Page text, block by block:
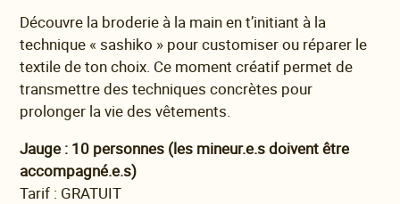
Découvre la broderie à la main en t’initiant à la
technique « sashiko » pour customiser ou réparer le
textile de ton choix. Ce moment créatif permet de
transmettre des techniques concrètes pour
prolonger la vie des vêtements.
Jauge : 10 personnes (les mineur.e.s doivent être
accompagné.e.s)
Tarif : GRATUIT